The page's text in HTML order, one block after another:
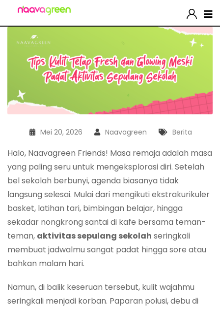
Mei 20, 2026 Naavagreen Berita
Halo, Naavagreen Friends! Masa remaja adalah masa
yang paling seru untuk mengeksplorasi diri. Setelah
bel sekolah berbunyi, agenda biasanya tidak
langsung selesai. Mulai dari mengikuti ekstrakurikuler
basket, latihan tari, bimbingan belajar, hingga
sekadar nongkrong santai di kafe bersama teman-
teman, aktivitas sepulang sekolah seringkali
membuat jadwalmu sangat padat hingga sore atau
bahkan malam hari.
Namun, di balik keseruan tersebut, kulit wajahmu
seringkali menjadi korban. Paparan polusi, debu di